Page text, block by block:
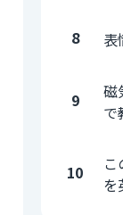
8 表
9
磁
で
10
を